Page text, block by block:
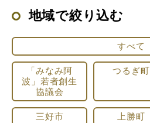
地域で絞り込む
すべて
「みなみ阿
波」若者創生
協議会
つるぎ町
三好市 上勝町